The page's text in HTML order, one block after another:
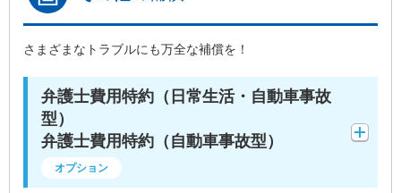
さまざまなトラブルにも万全な補償を！
弁護士費用特約（日常生活・自動車事故
型）
弁護士費用特約（自動車事故型）
オプション